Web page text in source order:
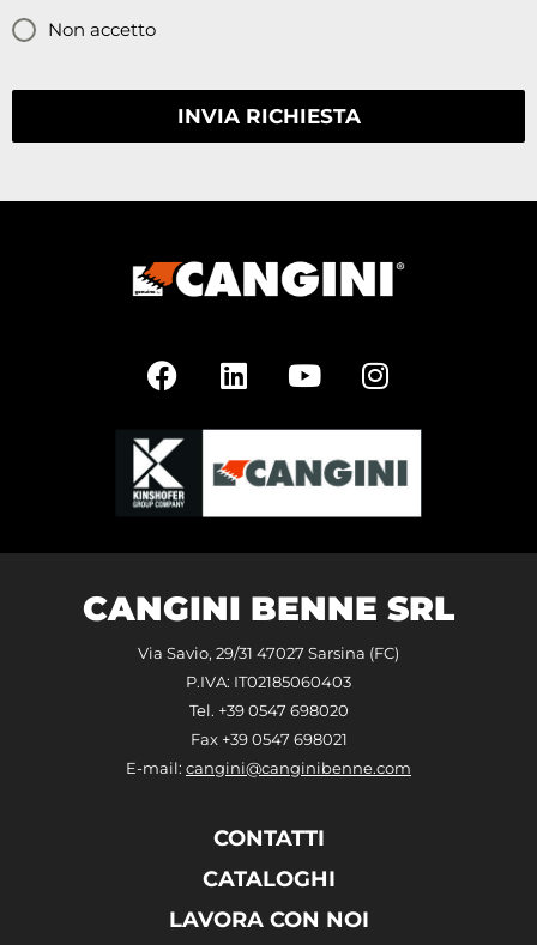
Non accetto
INVIA RICHIESTA
CANGINI BENNE SRL
Via Savio, 29/31 47027 Sarsina (FC)
P.IVA: IT02185060403
Tel. +39 0547 698020
Fax +39 0547 698021
E-mail: cangini@canginibenne.com
CONTATTI
CATALOGHI
LAVORA CON NOI